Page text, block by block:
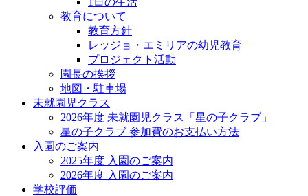
教育について
教育方針
レッジョ・エミリアの幼児教育
プロジェクト活動
園長の挨拶
地図・駐車場
未就園児クラス
2026年度 未就園児クラス「星の子クラブ」
星の子クラブ 参加費のお支払い方法
入園のご案内
2025年度 入園のご案内
2026年度 入園のご案内
学校評価